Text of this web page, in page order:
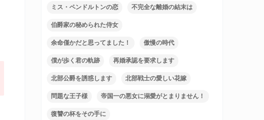
ミス・ペンドルトンの恋 不完全な離婚の結末は
伯爵家の秘められた侍女
余命僅かだと思ってました！ 傲慢の時代
僕が歩く君の軌跡 再婚承認を要求します
北部公爵を誘惑します 北部戦士の愛しい花嫁
問題な王子様 帝国一の悪女に溺愛がとまりません！
復讐の杯をその手に